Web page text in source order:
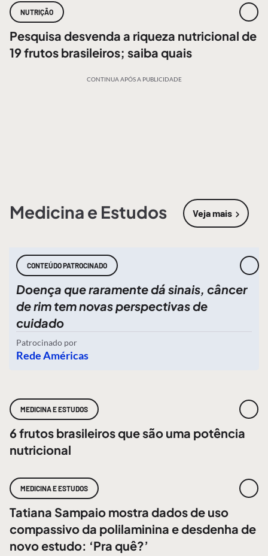
NUTRIÇÃO
Pesquisa desvenda a riqueza nutricional de
19 frutos brasileiros; saiba quais
CONTINUA APÓS A PUBLICIDADE
Medicina e Estudos Veja mais
sobre
CONTEÚDO PATROCINADO
Doença que raramente dá sinais, câncer
de rim tem novas perspectivas de
cuidado
Patrocinado por
Rede Américas
MEDICINA E ESTUDOS
6 frutos brasileiros que são uma potência
nutricional
MEDICINA E ESTUDOS
Tatiana Sampaio mostra dados de uso
compassivo da polilaminina e desdenha de
novo estudo: ‘Pra quê?’